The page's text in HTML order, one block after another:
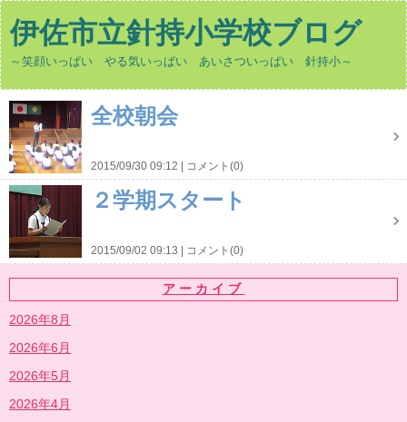
伊佐市立針持小学校ブログ
～笑顔いっぱい やる気いっぱい あいさついっぱい 針持小～
全校朝会
2015/09/30 09:12 コメント(0)
２学期スタート
2015/09/02 09:13 コメント(0)
アーカイブ
2026年8月
2026年6月
2026年5月
2026年4月